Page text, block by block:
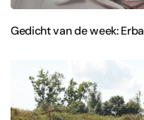
Gedicht van de week: